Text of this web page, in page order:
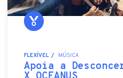
FLEXÍVEL MÚSICA
Apoia a